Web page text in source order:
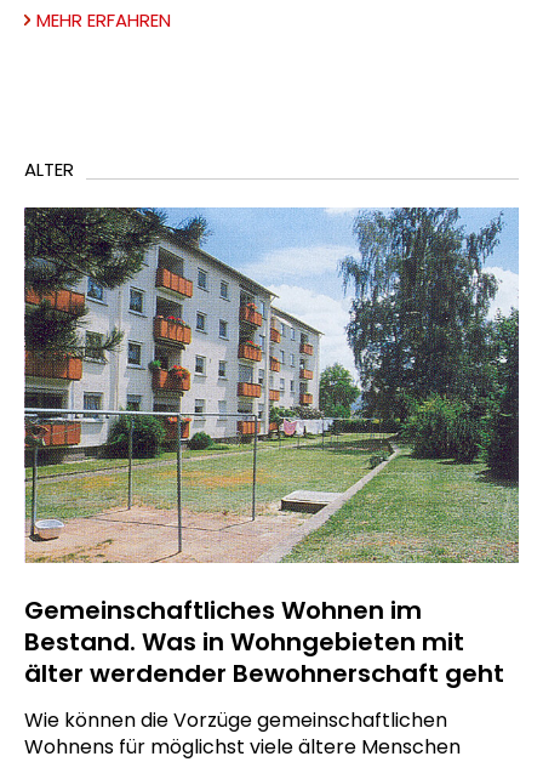
MEHR ERFAHREN
ALTER
Gemeinschaftliches Wohnen im
Bestand. Was in Wohngebieten mit
älter werdender Bewohnerschaft geht
Wie können die Vorzüge gemeinschaftlichen
Wohnens für möglichst viele ältere Menschen